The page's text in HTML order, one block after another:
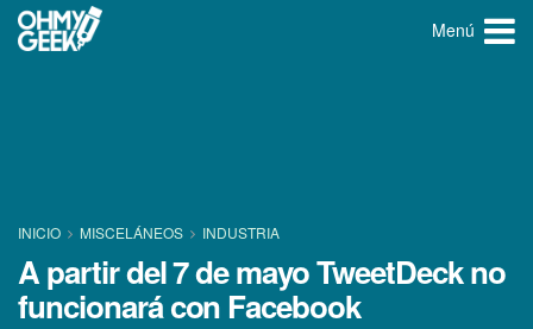
Menú
INICIO MISCELÁNEOS INDUSTRIA
A partir del 7 de mayo TweetDeck no
funcionará con Facebook